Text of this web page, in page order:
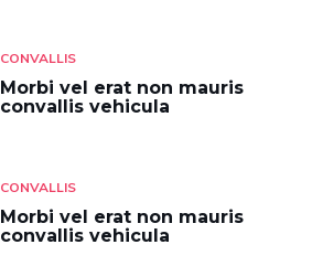
CONVALLIS
Morbi vel erat non mauris
convallis vehicula
CONVALLIS
Morbi vel erat non mauris
convallis vehicula